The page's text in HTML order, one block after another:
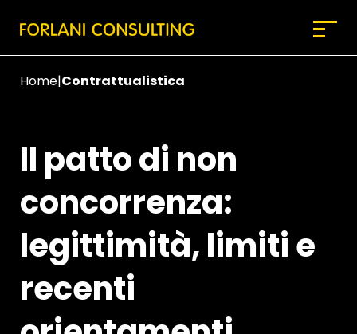
Home|Contrattualistica
Il patto di non
concorrenza:
legittimità, limiti e
recenti